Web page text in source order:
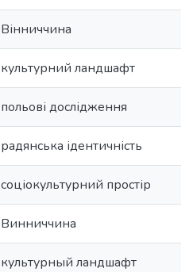
Вінниччина
культурний ландшафт
польові дослідження
радянська ідентичність
соціокультурний простір
Винниччина
культурный ландшафт